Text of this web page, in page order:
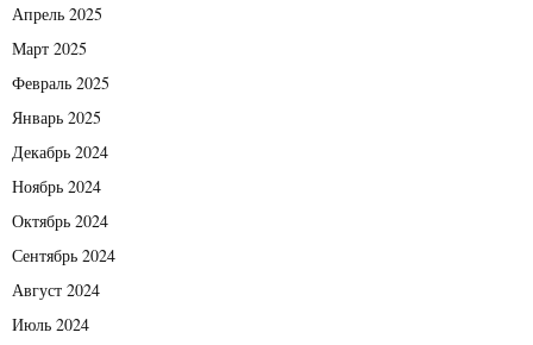
Апрель 2025
Март 2025
Февраль 2025
Январь 2025
Декабрь 2024
Ноябрь 2024
Октябрь 2024
Сентябрь 2024
Август 2024
Июль 2024